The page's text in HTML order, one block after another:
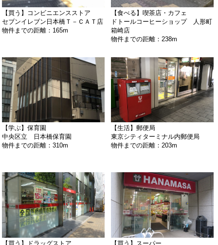
【買う】コンビニエンスストア
セブンイレブン日本橋Ｔ－ＣＡＴ店
物件までの距離：165m
【食べる】喫茶店・カフェ
ドトールコーヒーショップ 人形町
箱崎店
物件までの距離：238m
【学ぶ】保育園
中央区立 日本橋保育園
物件までの距離：310m
【生活】郵便局
東京シティターミナル内郵便局
物件までの距離：203m
【買う】ドラッグストア 【買う】スーパー